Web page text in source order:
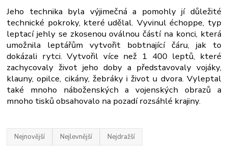
Jeho technika byla výjimečná a pomohly jí důležité
technické pokroky, které udělal. Vyvinul échoppe, typ
leptací jehly se zkosenou oválnou částí na konci, která
umožnila leptářům vytvořit bobtnající čáru, jak to
dokázali rytci. Vytvořil více než 1 400 leptů, které
zachycovaly život jeho doby a představovaly vojáky,
klauny, opilce, cikány, žebráky i život u dvora. Vyleptal
také mnoho náboženských a vojenských obrazů a
mnoho tisků obsahovalo na pozadí rozsáhlé krajiny.
Nejnovější Nejlevnější Nejdražší